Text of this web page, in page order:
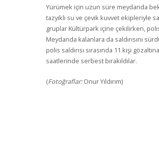
Yürümek için uzun süre meydanda
tazyikli su ve çevik kuvvet ekipleriyle
gruplar Kültürpark içine çekilirken,
Meydanda kalanlara da saldırısını
polis saldırısı sırasında 11 kişi
saatlerinde serbest bırakıldılar.
(Fotoğraflar:Onur Yıldırım)